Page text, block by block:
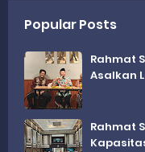
Popular Posts
Rahmat
Asalkan
Rahmat